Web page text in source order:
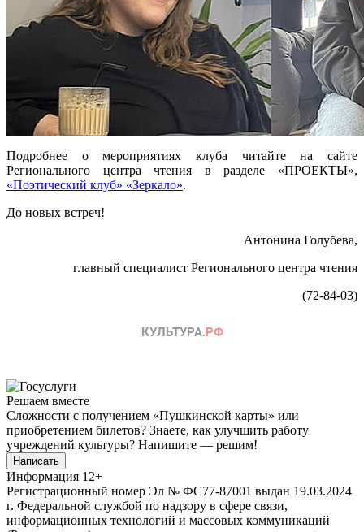
Подробнее о мероприятиях клуба читайте на сайте
Регионального центра чтения в разделе «ПРОЕКТЫ»,
«Поэтический клуб» «Зеркало».
До новых встреч!
Антонина Голубева,
главный специалист Регионального центра чтения
(72-84-03)
Решаем вместе
Сложности с получением «Пушкинской карты» или
приобретением билетов? Знаете, как улучшить работу
учреждений культуры? Напишите — решим!
Написать
Информация 12+
Регистрационный номер Эл № ФС77-87001 выдан 19.03.2024
г. Федеральной службой по надзору в сфере связи,
информационных технологий и массовых коммуникаций